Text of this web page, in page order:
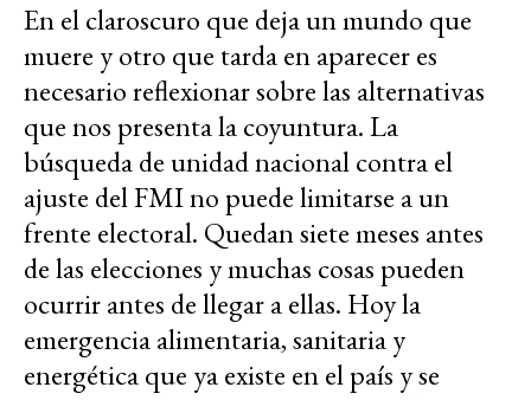
En el claroscuro que deja un mundo que
muere y otro que tarda en aparecer es
necesario reflexionar sobre las alternativas
que nos presenta la coyuntura. La
búsqueda de unidad nacional contra el
ajuste del FMI no puede limitarse a un
frente electoral. Quedan siete meses antes
de las elecciones y muchas cosas pueden
ocurrir antes de llegar a ellas. Hoy la
emergencia alimentaria, sanitaria y
energética que ya existe en el país y se